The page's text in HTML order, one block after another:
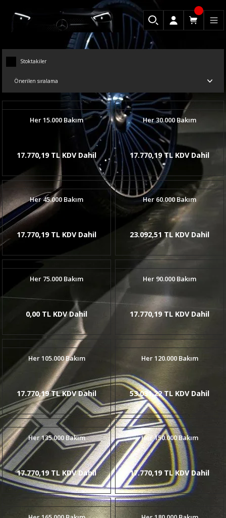
Stoktakiler
Her 15.000 Bakım
17.770,19 TL KDV Dahil
Her 30.000 Bakım
17.770,19 TL KDV Dahil
Her 45.000 Bakım
17.770,19 TL KDV Dahil
Her 60.000 Bakım
23.092,51 TL KDV Dahil
Her 75.000 Bakım
0,00 TL KDV Dahil
Her 90.000 Bakım
17.770,19 TL KDV Dahil
Her 105.000 Bakım
17.770,19 TL KDV Dahil
Her 120.000 Bakım
53.031,22 TL KDV Dahil
Her 135.000 Bakım
17.770,19 TL KDV Dahil
Her 150.000 Bakım
17.770,19 TL KDV Dahil